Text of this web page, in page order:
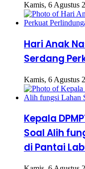
Kamis, 6 Agustus
Hari Anak
Serdang
Kamis, 6 Agustus
Kepala
Soal Alih
di Pantai